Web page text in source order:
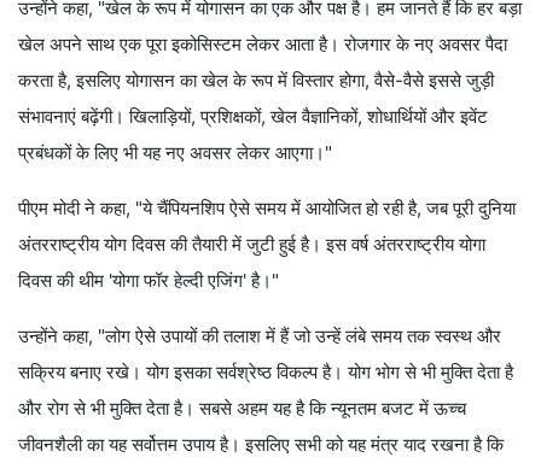
उन्होंने कहा, "खेल के रूप में योगासन का एक और पक्ष है। हम जानते हैं कि हर बड़ा
खेल अपने साथ एक पूरा इकोसिस्टम लेकर आता है। रोजगार के नए अवसर पैदा
करता है, इसलिए योगासन का खेल के रूप में विस्तार होगा, वैसे-वैसे इससे जुड़ी
संभावनाएं बढ़ेंगी। खिलाड़ियों, प्रशिक्षकों, खेल वैज्ञानिकों, शोधार्थियों और इवेंट
प्रबंधकों के लिए भी यह नए अवसर लेकर आएगा।"
पीएम मोदी ने कहा, "ये चैंपियनशिप ऐसे समय में आयोजित हो रही है, जब पूरी दुनिया
अंतरराष्ट्रीय योग दिवस की तैयारी में जुटी हुई है। इस वर्ष अंतरराष्ट्रीय योगा
दिवस की थीम 'योगा फॉर हेल्दी एजिंग' है।"
उन्होंने कहा, "लोग ऐसे उपायों की तलाश में हैं जो उन्हें लंबे समय तक स्वस्थ और
सक्रिय बनाए रखे। योग इसका सर्वश्रेष्ठ विकल्प है। योग भोग से भी मुक्ति देता है
और रोग से भी मुक्ति देता है। सबसे अहम यह है कि न्यूनतम बजट में ऊच्च
जीवनशैली का यह सर्वोत्तम उपाय है। इसलिए सभी को यह मंत्र याद रखना है कि